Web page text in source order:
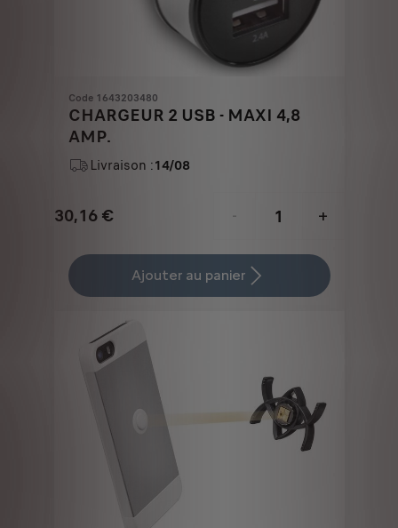
Code 1643203480
CHARGEUR 2 USB - MAXI 4,8
AMP.
Livraison :14/08
30,16 €
Price
30,16
-
+
Quantity
updated
Ajouter au panier